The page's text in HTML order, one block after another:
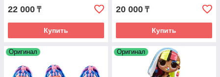
22 000 ₸
Купить
20 000 ₸
Купить
Оригинал Оригинал